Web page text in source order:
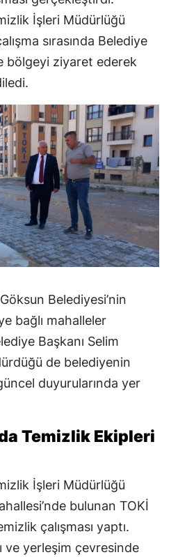
İşleri Müdürlüğü
sırasında Belediye
bölgeyi ziyaret ederek
Belediyesi’nin
bağlı mahalleler
Başkanı Selim
de belediyenin
duyurularında yer
Temizlik Ekipleri
İşleri Müdürlüğü
bulunan TOKİ
çalışması yaptı.
ve yerleşim çevresinde